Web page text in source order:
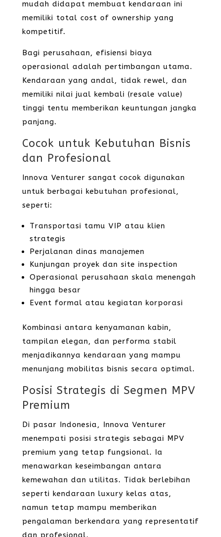
mudah didapat membuat kendaraan ini
memiliki total cost of ownership yang
kompetitif.
Bagi perusahaan, efisiensi biaya
operasional adalah pertimbangan utama.
Kendaraan yang andal, tidak rewel, dan
memiliki nilai jual kembali (resale value)
tinggi tentu memberikan keuntungan jangka
panjang.
Cocok untuk Kebutuhan Bisnis
dan Profesional
Innova Venturer sangat cocok digunakan
untuk berbagai kebutuhan profesional,
seperti:
Transportasi tamu VIP atau klien
strategis
Perjalanan dinas manajemen
Kunjungan proyek dan site inspection
Operasional perusahaan skala menengah
hingga besar
Event formal atau kegiatan korporasi
Kombinasi antara kenyamanan kabin,
tampilan elegan, dan performa stabil
menjadikannya kendaraan yang mampu
menunjang mobilitas bisnis secara optimal.
Posisi Strategis di Segmen MPV
Premium
Di pasar Indonesia, Innova Venturer
menempati posisi strategis sebagai MPV
premium yang tetap fungsional. Ia
menawarkan keseimbangan antara
kemewahan dan utilitas. Tidak berlebihan
seperti kendaraan luxury kelas atas,
namun tetap mampu memberikan
pengalaman berkendara yang representatif
dan profesional.